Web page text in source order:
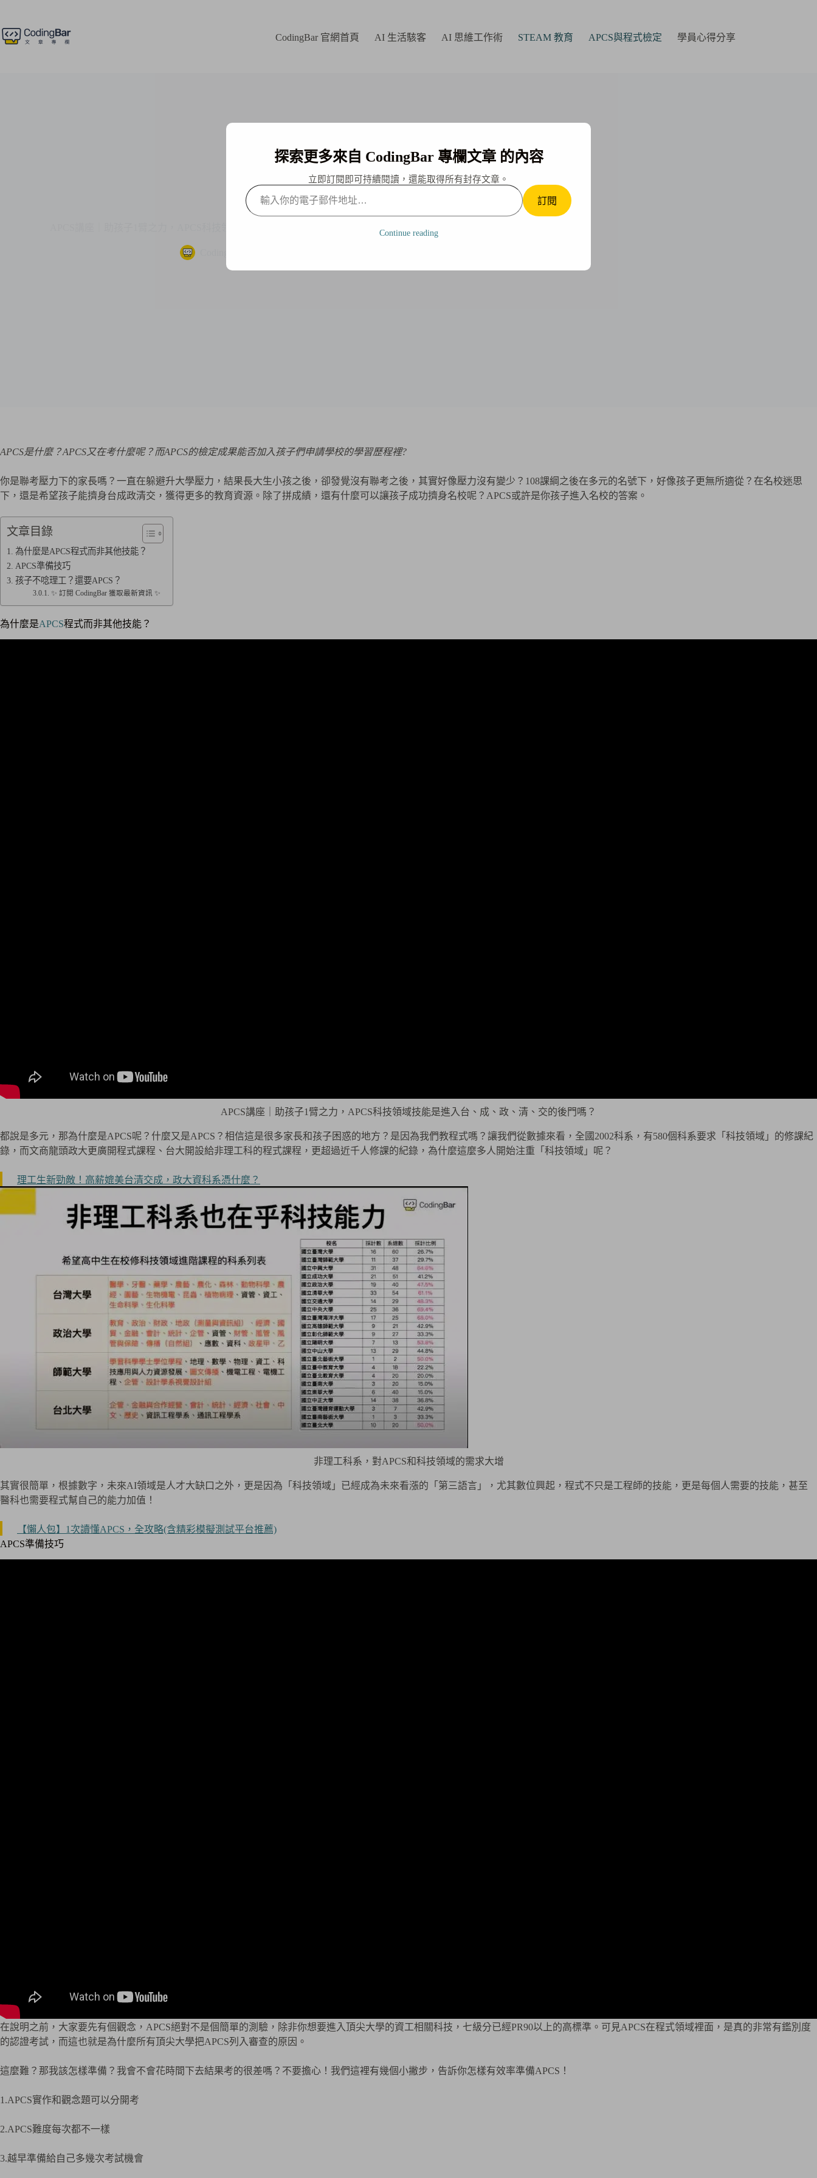
主
CodingBar 官網首頁 AI 生活駭客 AI 思維工作術 STEAM 教育 APCS與程式檢定 學員心得分享
APCS講座｜助孩子1臂之力，APCS科技領域是進入台、成、政、清、交的後門嗎？
APCS是什麼？APCS又在考什麼呢？而APCS的檢定成果能否加入孩子們申請學校的學習歷程裡?
你是聯考壓力下的家長嗎？一直在躲避升大學壓力，結果長大生小孩之後，卻發覺沒有聯考之後，其實好像壓力沒有變少？108課綱之後在多元的名號下，好像孩子更無所適從？在名校迷思
下，還是希望孩子能擠身台成政清交，獲得更多的教育資源。除了拼成績，還有什麼可以讓孩子成功擠身名校呢？APCS或許是你孩子進入名校的答案。
文章目錄
為什麼是APCS程式而非其他技能？
APCS準備技巧
孩子不唸理工？還要APCS？
✨ 訂閱 CodingBar 獲取最新資訊 ✨
為什麼是APCS程式而非其他技能？
APCS講座｜助孩子1臂之力，APCS科技領域技能是進入台、成、政、清、交的後門嗎？
都說是多元，那為什麼是APCS呢？什麼又是APCS？相信這是很多家長和孩子困惑的地方？是因為我們教程式嗎？讓我們從數據來看，全國2002科系，有580個科系要求「科技領域」的修課紀
錄，而文商龍頭政大更廣開程式課程、台大開設給非理工科的程式課程，更超過近千人修課的紀錄，為什麼這麼多人開始注重「科技領域」呢？
理工生新勁敵！高薪媲美台清交成，政大資科系憑什麼？
非理工科系，對APCS和科技領域的需求大增
其實很簡單，根據數字，未來AI領域是人才大缺口之外，更是因為「科技領域」已經成為未來看漲的「第三語言」，尤其數位興起，程式不只是工程師的技能，更是每個人需要的技能，甚至
醫科也需要程式幫自己的能力加值！
【懶人包】1次讀懂APCS，全攻略(含精彩模擬測試平台推薦)
APCS準備技巧
在說明之前，大家要先有個觀念，APCS絕對不是個簡單的測驗，除非你想要進入頂尖大學的資工相關科技，七級分已經PR90以上的高標準。可見APCS在程式領域裡面，是真的非常有鑑別度
的認證考試，而這也就是為什麼所有頂尖大學把APCS列入審查的原因。
這麼難？那我該怎樣準備？我會不會花時間下去結果考的很差嗎？不要擔心！我們這裡有幾個小撇步，告訴你怎樣有效率準備APCS！
1.APCS實作和觀念題可以分開考
2.APCS難度每次都不一樣
3.越早準備給自己多幾次考試機會
探索更多來自 CodingBar 專欄文章 的內容
立即訂閱即可持續閱讀，還能取得所有封存文章。
輸
入
你
訂閱
Continue reading